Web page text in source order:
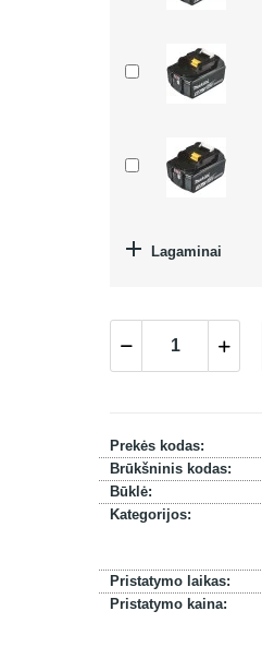
 Lagaminai
Prekės kodas:
Brūkšninis kodas:
Būklė:
Kategorijos:
Pristatymo laikas:
Pristatymo kaina: